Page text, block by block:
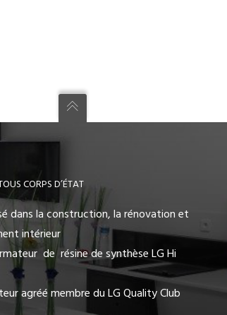
CORPS D’ÉTAT
dans la construction, la rénovation et
intérieur
de résine de synthèse LG Hi
agréé membre du LG Quality Club